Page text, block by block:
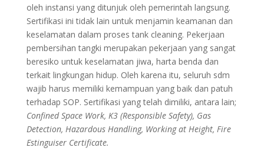
oleh instansi yang ditunjuk oleh pemerintah langsung.
Sertifikasi ini tidak lain untuk menjamin keamanan dan
keselamatan dalam proses tank cleaning. Pekerjaan
pembersihan tangki merupakan pekerjaan yang sangat
beresiko untuk keselamatan jiwa, harta benda dan
terkait lingkungan hidup. Oleh karena itu, seluruh sdm
wajib harus memiliki kemampuan yang baik dan patuh
terhadap SOP. Sertifikasi yang telah dimiliki, antara lain;
Confined Space Work, K3 (Responsible Safety), Gas
Detection, Hazardous Handling, Working at Height, Fire
Estinguiser Certificate.